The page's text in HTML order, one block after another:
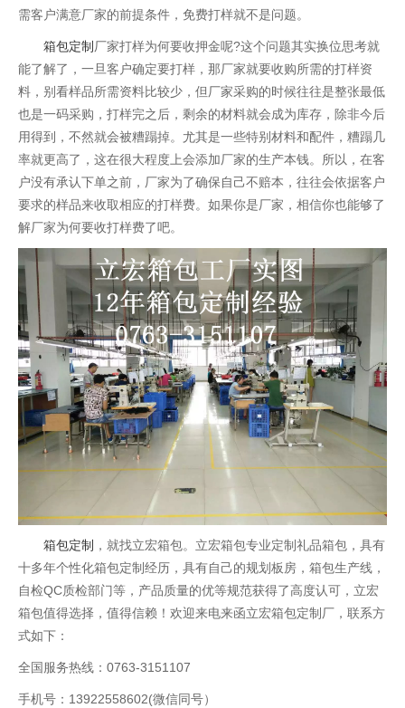
需客户满意厂家的前提条件，免费打样就不是问题。
箱包定制 厂家打样为何要收押金呢?这个问题其实换位思考就
能了解了，一旦客户确定要打样，那厂家就要收购所需的打样资
料，别看样品所需资料比较少，但厂家采购的时候往往是整张最低
也是一码采购，打样完之后，剩余的材料就会成为库存，除非今后
用得到，不然就会被糟蹋掉。尤其是一些特别材料和配件，糟蹋几
率就更高了，这在很大程度上会添加厂家的生产本钱。所以，在客
户没有承认下单之前，厂家为了确保自己不赔本，往往会依据客户
要求的样品来收取相应的打样费。如果你是厂家，相信你也能够了
解厂家为何要收打样费了吧。
箱包定制 ，就找立宏箱包。立宏箱包专业定制礼品箱包，具有
十多年个性化箱包定制经历，具有自己的规划板房，箱包生产线，
自检QC质检部门等，产品质量的优等规范获得了高度认可，立宏
箱包值得选择，值得信赖！欢迎来电来函立宏箱包定制厂，联系方
式如下：
全国服务热线：0763-3151107
手机号：13922558602(微信同号）